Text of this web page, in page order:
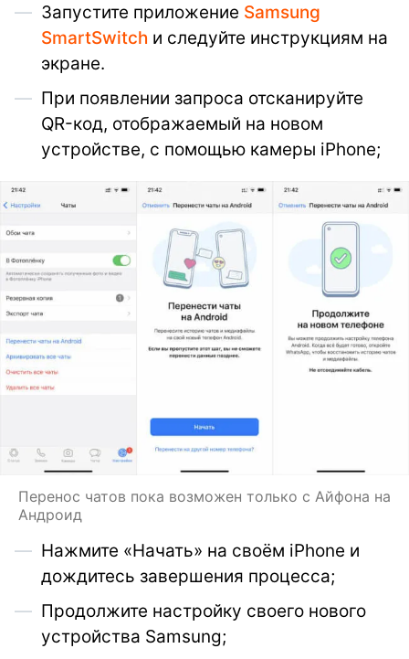
Запустите приложение Samsung
SmartSwitch и следуйте инструкциям на
экране.
При появлении запроса отсканируйте
QR-код, отображаемый на новом
устройстве, с помощью камеры iPhone;
Перенос чатов пока возможен только с Айфона на
Андроид
Нажмите «Начать» на своём iPhone и
дождитесь завершения процесса;
Продолжите настройку своего нового
устройства Samsung;